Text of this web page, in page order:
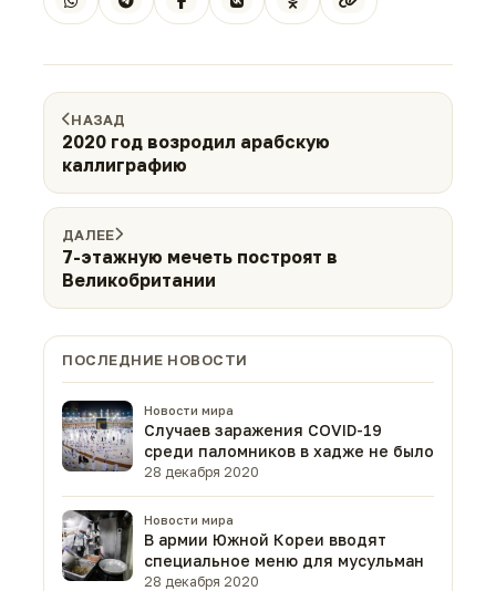
НАЗАД
2020 год возродил арабскую
каллиграфию
ДАЛЕЕ
7-этажную мечеть построят в
Великобритании
ПОСЛЕДНИЕ НОВОСТИ
Новости мира
Случаев заражения COVID-19
среди паломников в хадже не было
28 декабря 2020
Новости мира
В армии Южной Кореи вводят
специальное меню для мусульман
28 декабря 2020